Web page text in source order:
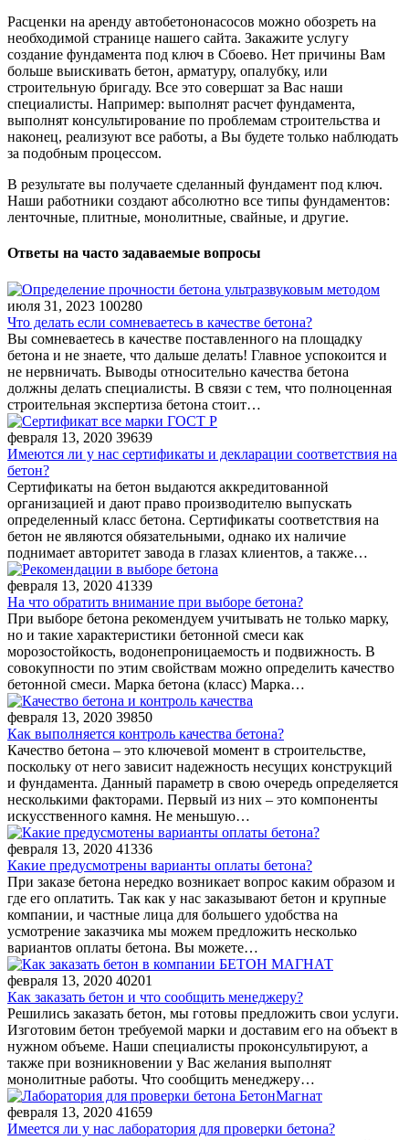
Расценки на аренду автобетононасосов можно обозреть на
необходимой странице нашего сайта. Закажите услугу
создание фундамента под ключ в Сбоево. Нет причины Вам
больше выискивать бетон, арматуру, опалубку, или
строительную бригаду. Все это совершат за Вас наши
специалисты. Например: выполнят расчет фундамента,
выполнят консультирование по проблемам строительства и
наконец, реализуют все работы, а Вы будете только наблюдать
за подобным процессом.
В результате вы получаете сделанный фундамент под ключ.
Наши работники создают абсолютно все типы фундаментов:
ленточные, плитные, монолитные, свайные, и другие.
Ответы на часто задаваемые вопросы
июля 31, 2023 100280
Что делать если сомневаетесь в качестве бетона?
Вы сомневаетесь в качестве поставленного на площадку
бетона и не знаете, что дальше делать! Главное успокоится и
не нервничать. Выводы относительно качества бетона
должны делать специалисты. В связи с тем, что полноценная
строительная экспертиза бетона стоит…
февраля 13, 2020 39639
Имеются ли у нас сертификаты и декларации соответствия на
бетон?
Сертификаты на бетон выдаются аккредитованной
организацией и дают право производителю выпускать
определенный класс бетона. Сертификаты соответствия на
бетон не являются обязательными, однако их наличие
поднимает авторитет завода в глазах клиентов, а также…
февраля 13, 2020 41339
На что обратить внимание при выборе бетона?
При выборе бетона рекомендуем учитывать не только марку,
но и такие характеристики бетонной смеси как
морозостойкость, водонепроницаемость и подвижность. В
совокупности по этим свойствам можно определить качество
бетонной смеси. Марка бетона (класс) Марка…
февраля 13, 2020 39850
Как выполняется контроль качества бетона?
Качество бетона – это ключевой момент в строительстве,
поскольку от него зависит надежность несущих конструкций
и фундамента. Данный параметр в свою очередь определяется
несколькими факторами. Первый из них – это компоненты
искусственного камня. Не меньшую…
февраля 13, 2020 41336
Какие предусмотрены варианты оплаты бетона?
При заказе бетона нередко возникает вопрос каким образом и
где его оплатить. Так как у нас заказывают бетон и крупные
компании, и частные лица для большего удобства на
усмотрение заказчика мы можем предложить несколько
вариантов оплаты бетона. Вы можете…
февраля 13, 2020 40201
Как заказать бетон и что сообщить менеджеру?
Решились заказать бетон, мы готовы предложить свои услуги.
Изготовим бетон требуемой марки и доставим его на объект в
нужном объеме. Наши специалисты проконсультируют, а
также при возникновении у Вас желания выполнят
монолитные работы. Что сообщить менеджеру…
февраля 13, 2020 41659
Имеется ли у нас лаборатория для проверки бетона?